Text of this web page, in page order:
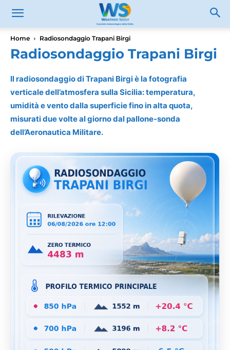
Home Radiosondaggio Trapani Birgi
Radiosondaggio Trapani Birgi
Il radiosondaggio di Trapani Birgi è la fotografia
verticale dell’atmosfera sulla Sicilia: temperatura,
umidità e vento dalla superficie fino in alta quota,
misurati due volte al giorno dal pallone-sonda
dell’Aeronautica Militare.